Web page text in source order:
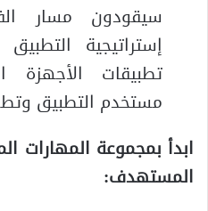
سيقودون مسار
إستراتيجية
تطبيقات الأجهزة
مستخدم التطبيق
ابدأ بمجموعة المهارات
المستهدف: